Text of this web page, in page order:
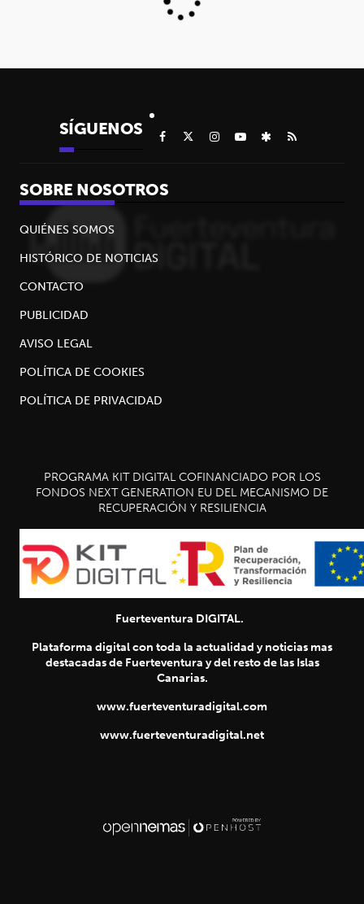
SÍGUENOS
SOBRE NOSOTROS
QUIÉNES SOMOS
HISTÓRICO DE NOTICIAS
CONTACTO
PUBLICIDAD
AVISO LEGAL
POLÍTICA DE COOKIES
POLÍTICA DE PRIVACIDAD
PROGRAMA KIT DIGITAL COFINANCIADO POR LOS
FONDOS NEXT GENERATION EU DEL MECANISMO DE
RECUPERACIÓN Y RESILIENCIA
Fuerteventura DIGITAL.
Plataforma digital con toda la actualidad y noticias mas
destacadas de Fuerteventura y del resto de las Islas
Canarias.
www.fuerteventuradigital.com
www.fuerteventuradigital.net